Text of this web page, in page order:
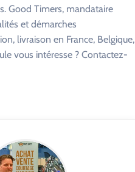
Good Timers, mandataire
et démarches
livraison en France, Belgique,
vous intéresse ? Contactez-